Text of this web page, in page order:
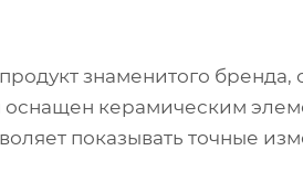
знаменитого
оснащен керамическим
показывать точные